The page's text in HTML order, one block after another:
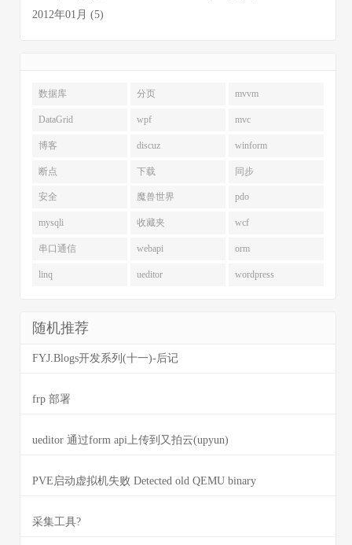
2012年01月 (5)
数据库 分页 mvvm
DataGrid wpf mvc
博客 discuz winform
断点 下载 同步
安全 魔兽世界 pdo
mysqli 收藏夹 wcf
串口通信 webapi orm
linq ueditor wordpress
随机推荐
FYJ.Blogs开发系列(十一)-后记
frp 部署
ueditor 通过form api上传到又拍云(upyun)
PVE启动虚拟机失败 Detected old QEMU binary
采集工具?